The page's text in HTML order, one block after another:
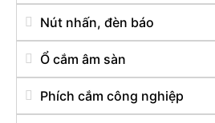
Nút nhấn, đèn báo
Ổ cắm âm sàn
Phích cắm công nghiệp